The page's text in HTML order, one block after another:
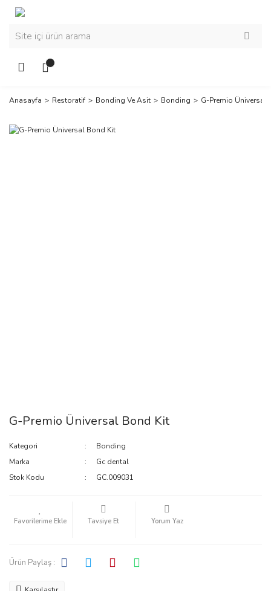
Anasayfa Restoratif Bonding Ve Asit Bonding G-Premio Üniversal
G-Premio Üniversal Bond Kit
Kategori
Bonding
Marka
Gc dental
Stok Kodu
GC.009031
Tavsiye Et Yorum Yaz
Ürün Paylaş :